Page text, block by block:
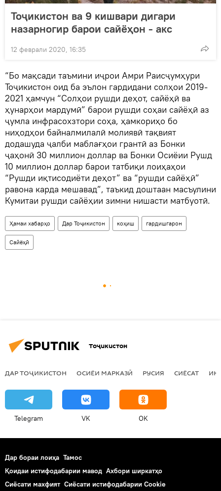
Тоҷикистон ва 9 кишвари дигари
назарногир барои сайёҳон - акс
12 феврали 2020, 16:35
“Бо мақсади таъмини иҷрои Амри Раисҷумҳури
Тоҷикистон оид ба эълон гардидани солҳои 2019-
2021 ҳамчун “Солҳои рушди деҳот, сайёҳӣ ва
ҳунарҳои мардумӣ” барои рушди соҳаи сайёҳӣ аз
ҷумла инфрасохзтори соҳа, ҳамкориҳо бо
ниҳодҳои байналмилалӣ молиявӣ тақвият
додашуда ҷалби маблағҳои грантӣ аз Бонки
ҷаҳонӣ 30 миллион доллар ва Бонки Осиёии Рушд
10 миллион доллар барои татбиқи лоиҳаҳои
“Рушди иқтисодиёти деҳот” ва “рушди сайёҳӣ”
равона карда мешавад”, таъкид доштаан масъулини
Кумитаи рушди сайёҳии зимни нишасти матбуотӣ.
Ҳамаи хабарҳо Дар Тоҷикистон коҳиш гардишгарон
Сайёҳӣ
Тоҷикистон
ДАР ТОҶИКИСТОН ОСИЁИ МАРКАЗӢ РУСИЯ СИЁСАТ
Telegram VK OK
Дар бораи лоиҳа Тамос
Қоидаи истифодабарии мавод Ахбори ширкатҳо
Сиёсати махфият Сиёсати истифодабарии Cookie